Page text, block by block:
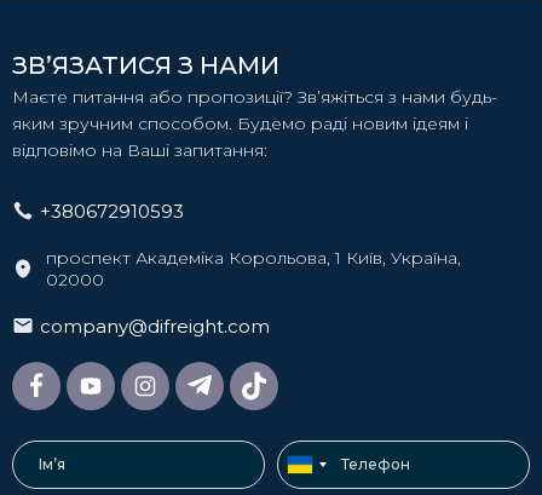
ЗВ’ЯЗАТИСЯ З НАМИ
Маєте питання або пропозиції? Зв’яжіться з нами будь-
яким зручним способом. Будемо раді новим ідеям і
відповімо на Ваші запитання:
+380672910593
проспект Академіка Корольова, 1 Київ, Україна,
02000
company@difreight.com